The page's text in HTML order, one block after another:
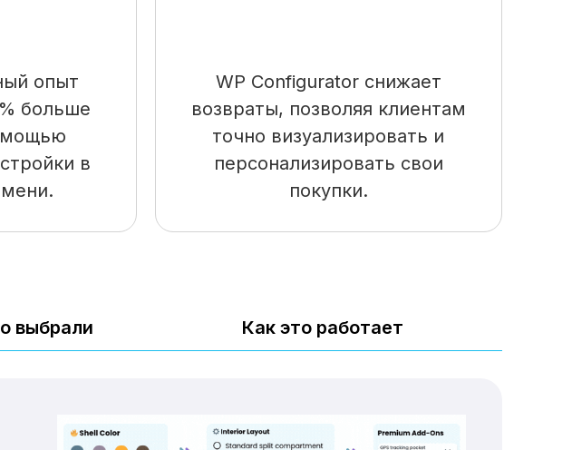
опыт
больше
в
WP Configurator снижает
возвраты, позволяя клиентам
точно визуализировать и
персонализировать свои
покупки.
выбрали Как это работает